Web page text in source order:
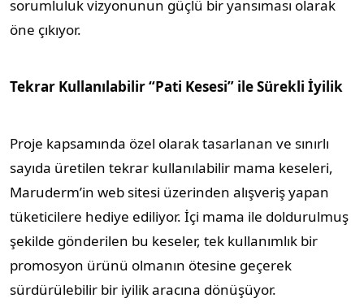
sorumluluk vizyonunun güçlü bir yansıması olarak
öne çıkıyor.
Tekrar Kullanılabilir “Pati Kesesi” ile Sürekli İyilik
Proje kapsamında özel olarak tasarlanan ve sınırlı
sayıda üretilen tekrar kullanılabilir mama keseleri,
Maruderm’in web sitesi üzerinden alışveriş yapan
tüketicilere hediye ediliyor. İçi mama ile doldurulmuş
şekilde gönderilen bu keseler, tek kullanımlık bir
promosyon ürünü olmanın ötesine geçerek
sürdürülebilir bir iyilik aracına dönüşüyor.